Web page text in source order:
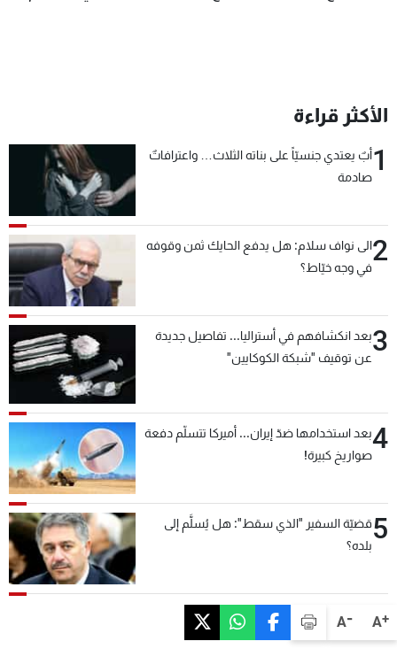
A+
A-
الأكثر قراءة
1أبٌ يعتدي جنسيّاً على بناته الثلاث… واعترافاتٌ
صادمة
2الى نواف سلام: هل يدفع الحايك ثمن وقوفه
في وجه خيّاط؟
3بعد انكشافهم في أستراليا... تفاصيل جديدة
عن توقيف "شبكة الكوكايين"
4بعد استخدامها ضدّ إيران... أميركا تتسلّم دفعة
صواريخ كبيرة!
5قضيّة السفير "الذي سقط": هل يُسلَّم إلى
بلده؟